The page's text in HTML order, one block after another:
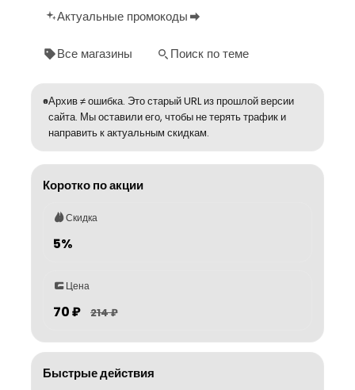
Актуальные промокоды
Все магазины Поиск по теме
Архив ≠ ошибка. Это старый URL из прошлой версии
сайта. Мы оставили его, чтобы не терять трафик и
направить к актуальным скидкам.
Коротко по акции
Скидка
5%
Цена
70 ₽ 214 ₽
Быстрые действия